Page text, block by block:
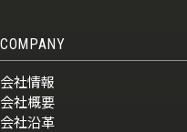
COMPANY
会社情報
会社概要
会社沿革